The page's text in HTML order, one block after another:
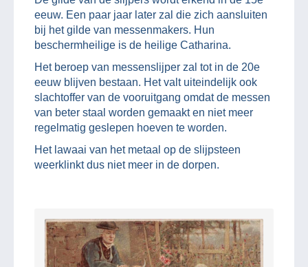
eeuw. Een paar jaar later zal die zich aansluiten
bij het gilde van messenmakers. Hun
beschermheilige is de heilige Catharina.
Het beroep van messenslijper zal tot in de 20e
eeuw blijven bestaan. Het valt uiteindelijk ook
slachtoffer van de vooruitgang omdat de messen
van beter staal worden gemaakt en niet meer
regelmatig geslepen hoeven te worden.
Het lawaai van het metaal op de slijpsteen
weerklinkt dus niet meer in de dorpen.